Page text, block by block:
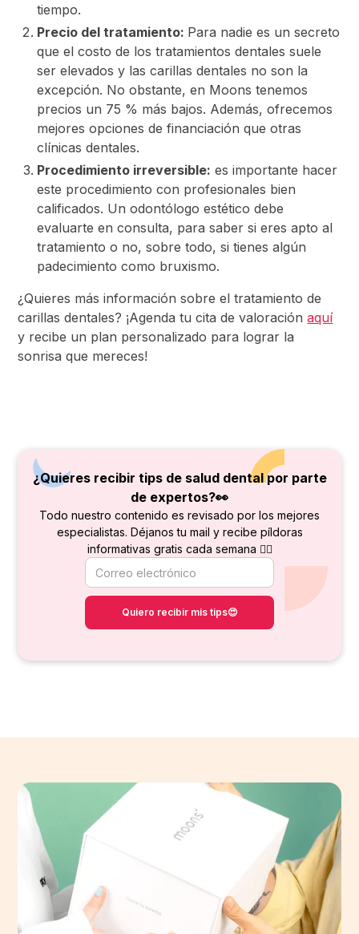
tiempo.
Precio del tratamiento: Para nadie es un secreto
que el costo de los tratamientos dentales suele
ser elevados y las carillas dentales no son la
excepción. No obstante, en Moons tenemos
precios un 75 % más bajos. Además, ofrecemos
mejores opciones de financiación que otras
clínicas dentales.
Procedimiento irreversible: es importante hacer
este procedimiento con profesionales bien
calificados. Un odontólogo estético debe
evaluarte en consulta, para saber si eres apto al
tratamiento o no, sobre todo, si tienes algún
padecimiento como bruxismo.
¿Quieres más información sobre el tratamiento de
carillas dentales? ¡Agenda tu cita de valoraciónaquí
y recibe un plan personalizado para lograr la
sonrisa que mereces!
¿Quieres recibir tips de salud dental por parte
de expertos?👀
Todo nuestro contenido es revisado por los mejores
especialistas. Déjanos tu mail y recibe píldoras
informativas gratis cada semana 👇🏻